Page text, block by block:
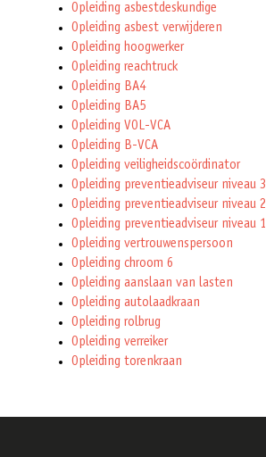
Opleiding asbestdeskundige
Opleiding asbest verwijderen
Opleiding hoogwerker
Opleiding reachtruck
Opleiding BA4
Opleiding BA5
Opleiding VOL-VCA
Opleiding B-VCA
Opleiding veiligheidscoördinator
Opleiding preventieadviseur niveau 3
Opleiding preventieadviseur niveau 2
Opleiding preventieadviseur niveau 1
Opleiding vertrouwenspersoon
Opleiding chroom 6
Opleiding aanslaan van lasten
Opleiding autolaadkraan
Opleiding rolbrug
Opleiding verreiker
Opleiding torenkraan